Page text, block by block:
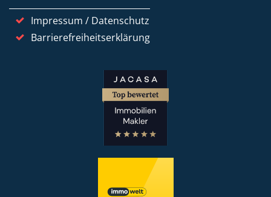
Impressum / Datenschutz
Barrierefreiheitserklärung